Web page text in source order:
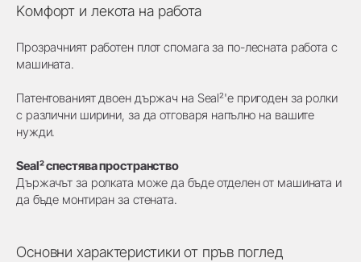
Kомфорт и лекота на работа
Прозрачният работен плот спомага за по-лесната работа с
машината.
Патентованият двоен държач на Seal²'е пригоден за ролки
с различни ширини, за да отговаря напълно на вашите
нужди.
Seal² спестява пространство
Държачът за ролката може да бъде отделен от машината и
да бъде монтиран за стената.
Основни характеристики от пръв поглед